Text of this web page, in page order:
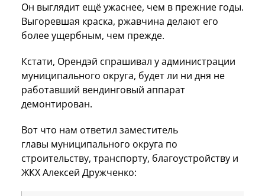
Он выглядит ещё ужаснее, чем в прежние годы.
Выгоревшая краска, ржавчина делают его
более ущербным, чем прежде.
Кстати, Орендэй спрашивал у администрации
муниципального округа, будет ли ни дня не
работавший вендинговый аппарат
демонтирован.
Вот что нам ответил заместитель
главы муниципального округа по
строительству, транспорту, благоустройству и
ЖКХ Алексей Дружченко: